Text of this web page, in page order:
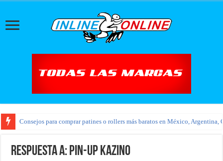
Consejos para comprar patines o rollers más baratos en México, Argentina,
Respuesta a: pin-up kazino